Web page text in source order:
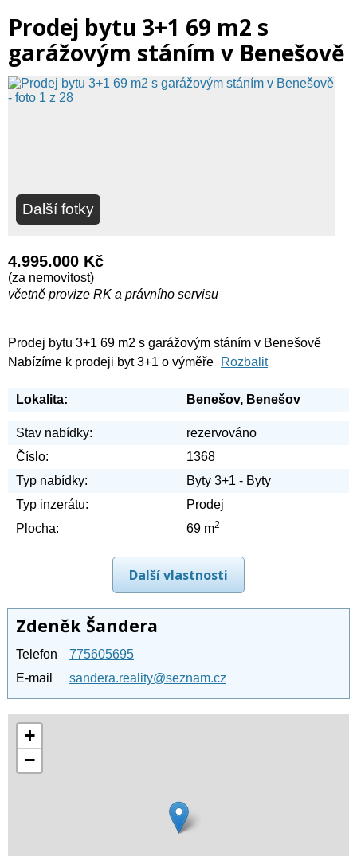
Prodej bytu 3+1 69 m2 s
garážovým stáním v Benešově
Další fotky
4.995.000 Kč
(za nemovitost)
včetně provize RK a právního servisu
Prodej bytu 3+1 69 m2 s garážovým stáním v Benešově
Nabízíme k prodeji byt 3+1 o výměře
Rozbalit
Lokalita: Benešov, Benešov
Stav nabídky:
rezervováno
Číslo:
1368
Typ nabídky:
Byty 3+1 - Byty
Typ inzerátu:
Prodej
Plocha:
69 m2
Další vlastnosti
Zdeněk Šandera
Telefon
775605695
E-mail
sandera.reality@seznam.cz
+
−